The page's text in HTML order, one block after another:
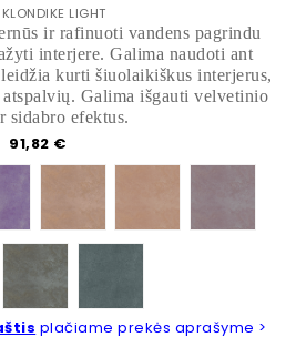
LIGHT
ir rafinuoti vandens pagrindu
interjere. Galima naudoti ant
kurti šiuolaikiškus interjerus,
Galima išgauti velvetinio
sidabro efektus.
Kaina
91,82 €
429A
plačiame prekės aprašyme >